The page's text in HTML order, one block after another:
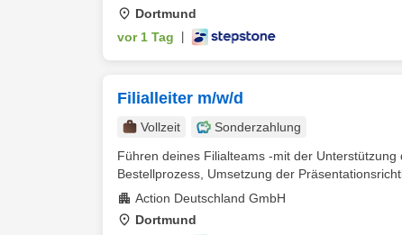
Dortmund
vor 1 Tag
Filialleiter m/w/d
Vollzeit
Sonderzahlung
Führen deines Filialteams -mit der
Bestellprozess, Umsetzung der
Action Deutschland GmbH
Dortmund